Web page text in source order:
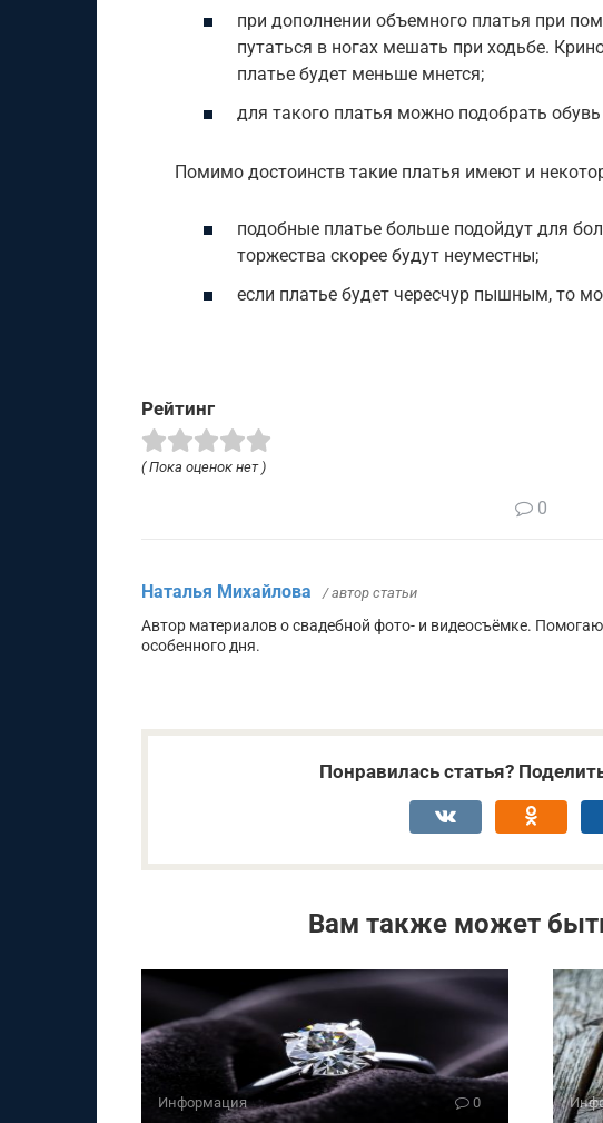
при дополнении объемного платья при
путаться в ногах мешать при ходьбе.
платье будет меньше мнется;
для такого платья можно подобрать
Помимо достоинств такие платья имеют и
подобные платье больше подойдут для
торжества скорее будут неуместны;
если платье будет чересчур пышным, то
Рейтинг
( Пока оценок нет )
0
Наталья Михайлова / автор статьи
Автор материалов о свадебной фото- и видеосъёмке.
особенного дня.
Понравилась статья?
Вам также может
Информация 0